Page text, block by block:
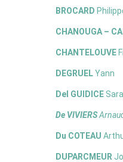
BROCARD
CHANOUGA –
CHANTELOUVE
DEGRUELYann
Del GUIDICE Sara
De VIVIERS
Du COTEAU
DUPARCMEUR